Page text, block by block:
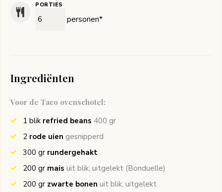
PORTIES
personen*
Ingrediënten
Voor de Taco ovenschotel:
1 blik refried beans 400 gr
2 rode uien gesnipperd
300 gr rundergehakt
200 gr mais uit blik, uitgelekt (Bonduelle)
200 gr zwarte bonen uit blik, uitgelekt